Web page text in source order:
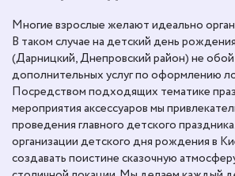
Многие взрослые желают идеально
В таком случае на детский день
(Дарницкий, Днепровский район) не
дополнительных услуг по оформлению
Посредством подходящих тематике
мероприятия аксессуаров мы
проведения главного детского
организации детского дня рождения в
создавать поистине сказочную